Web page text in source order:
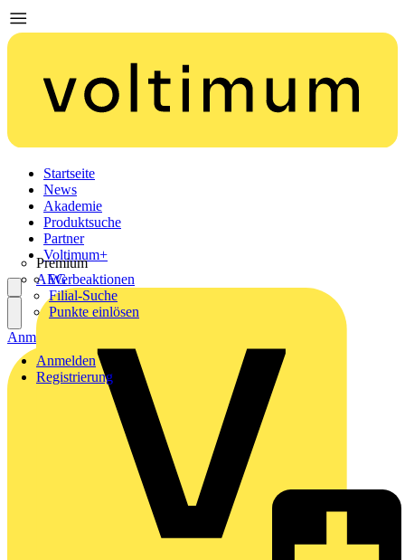
Startseite
News
Akademie
Produktsuche
Partner
Premium
AEG
Voltimum+
Werbeaktionen
Filial-Suche
Punkte einlösen
Anmelden
Registrierung
Anmelden